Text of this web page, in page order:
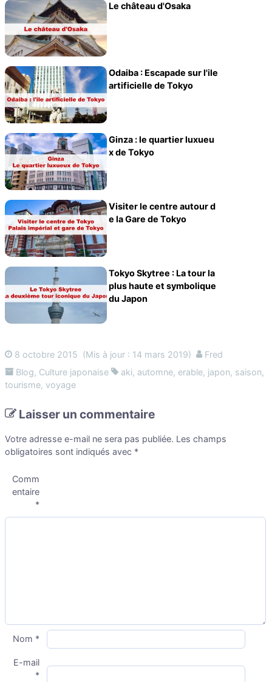
Le château d'Osaka
Odaiba : Escapade sur l'ile
artificielle de Tokyo
Ginza : le quartier luxueu
x de Tokyo
Visiter le centre autour d
e la Gare de Tokyo
Tokyo Skytree : La tour la
plus haute et symbolique
du Japon
8 octobre 2015 (Mis à jour : 14 mars 2019)
Fred
Blog, Culture japonaise aki, automne, erable, japon, saison,
tourisme, voyage
Laisser un commentaire
Votre adresse e-mail ne sera pas publiée. Les champs
obligatoires sont indiqués avec *
Comm
entaire
*
Nom *
E-mail
*